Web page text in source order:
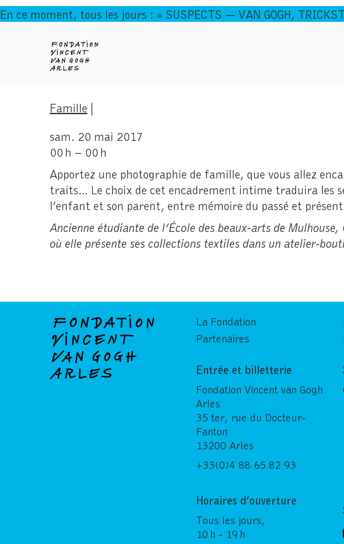
En ce moment, tous les jours : « SUSPECTS — VAN GOGH,
Famille |
sam. 20 mai 2017
00 h – 00 h
Apportez une photographie de famille, que vous allez
traits… Le choix de cet encadrement intime traduira les
l’enfant et son parent, entre mémoire du passé et
Ancienne étudiante de l’École des beaux-arts de
où elle présente ses collections textiles dans un atelier-
La Fondation
Partenaires
Entrée et billetterie
Fondation Vincent van Gogh
Arles
35 ter, rue du Docteur-
Fanton
13200 Arles
+33(0)4 88 65 82 93
Horaires d’ouverture
Tous les jours,
10 h - 19 h